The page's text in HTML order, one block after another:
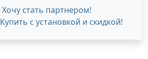
Хочу стать партнером!
Купить с установкой и скидкой!